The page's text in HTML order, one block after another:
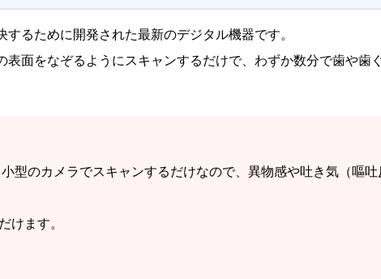
るために開発された最新のデジタル機器です。
面をなぞるようにスキャンするだけで、わずか数分で歯や歯
型のカメラでスキャンするだけなので、異物感や吐き気（嘔
けます。